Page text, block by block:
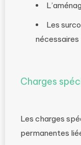
Les
nécessaires
Charges
Les charges
permanentes